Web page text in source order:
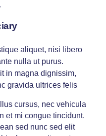
aliquet, nisi libero
nulla ut purus.
in magna dignissim,
gravida ultrices felis
cursus, nec vehicula
et mi congue tincidunt.
sed nunc sed elit